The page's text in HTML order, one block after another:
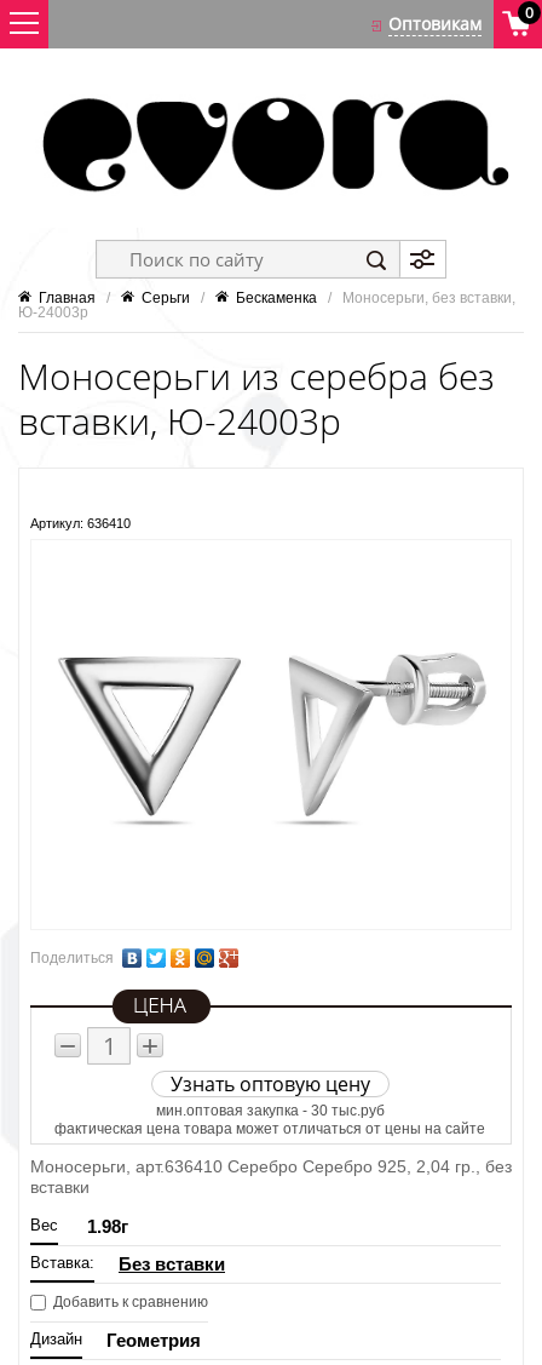
0
Главная / Серьги / Бескаменка /   Моносерьги, без вставки,
Ю-24003р
Моносерьги из серебра без
вставки, Ю-24003р
Артикул: 636410
Поделиться
− +
Узнать оптовую цену
мин.оптовая закупка - 30 тыс.руб
фактическая цена товара может отличаться от цены на сайте
Моносерьги, арт.636410 Серебро Серебро 925, 2,04 гр., без
вставки
Вес 1.98г
Вставка: Без вставки
Добавить к сравнению
Дизайн Геометрия